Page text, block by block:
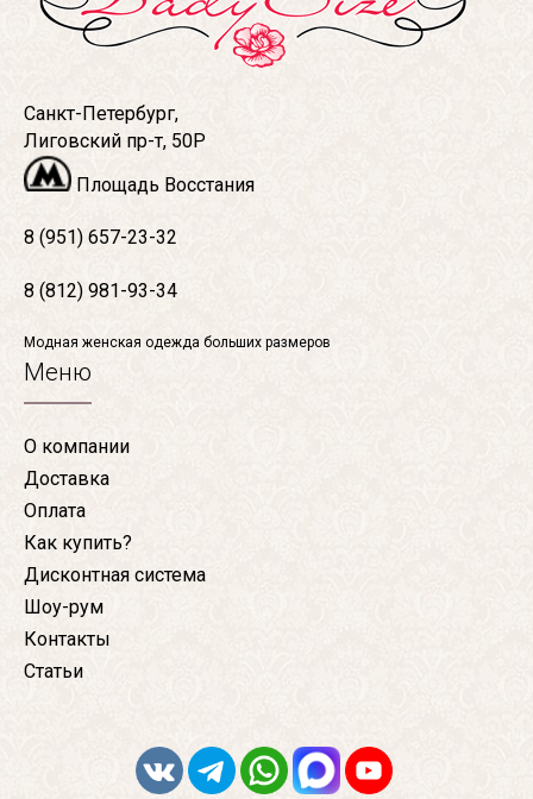
Санкт-Петербург,
Лиговский пр-т, 50Р
Площадь Восстания
8 (951) 657-23-32
8 (812) 981-93-34
Модная женская одежда больших размеров
Меню
О компании
Доставка
Оплата
Как купить?
Дисконтная система
Шоу-рум
Контакты
Статьи